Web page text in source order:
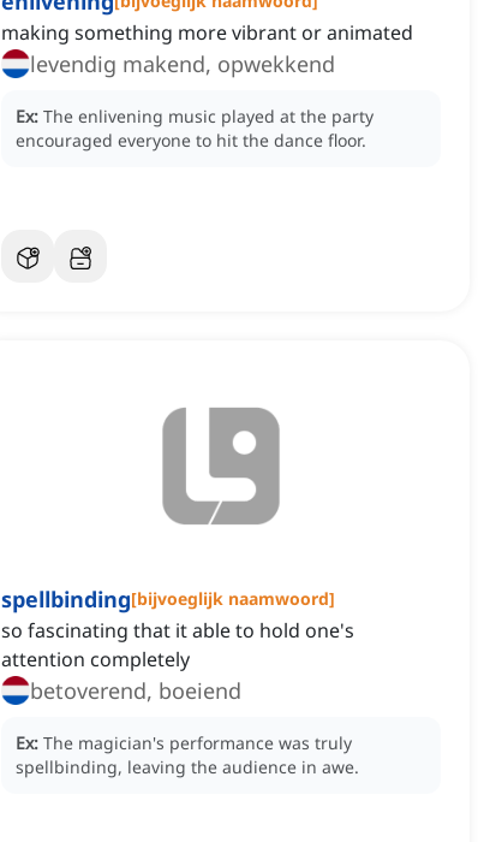
making something more vibrant or animated
levendig makend, opwekkend
Ex: The enlivening music played at the party
encouraged everyone to hit the dance floor.
spellbinding[bijvoeglijk naamwoord]
so fascinating that it able to hold one's
attention completely
betoverend, boeiend
Ex: The magician's performance was truly
spellbinding, leaving the audience in awe.